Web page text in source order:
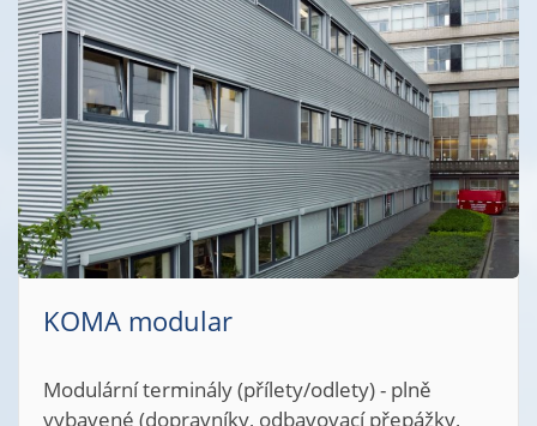
SAFETY PRO s.r.o.
Společnost SAFETY PRO (Česká
zajišťuje komplexní inženýrskou